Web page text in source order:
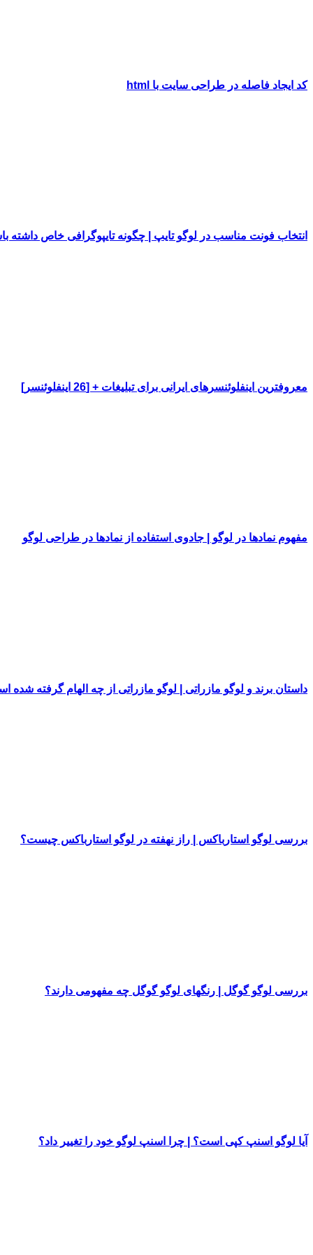
کد ایجاد فاصله در طراحی سایت با html
انتخاب فونت مناسب در لوگو تایپ | چگونه تایپوگرافی خاص داشته
معروفترین اینفلوئنسرهای ایرانی برای تبلیغات + [26 اینفلوئنسر]
مفهوم نمادها در لوگو | جادوی استفاده از نمادها در طراحی لوگو
داستان برند و لوگو مازراتی | لوگو مازراتی از چه الهام گرفته شده
بررسی لوگو استارباکس | راز نهفته در لوگو استارباکس چیست؟
بررسی لوگو گوگل | رنگهای لوگو گوگل چه مفهومی دارند؟
آیا لوگو اسنپ کپی است؟ | چرا اسنپ لوگو خود را تغییر داد؟